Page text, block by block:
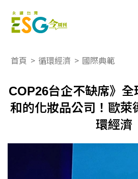
首頁 > 循環經濟 > 國際典範
COP26台企不缺席》
和的化妝品公司！歐萊
環經濟